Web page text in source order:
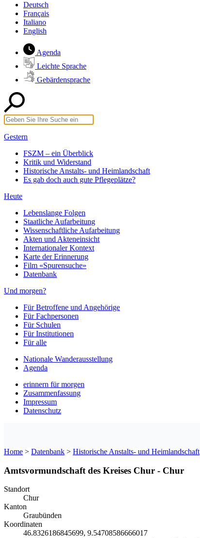
Deutsch
Français
Italiano
English
Agenda
Leichte Sprache
Gebärdensprache
Gestern
FSZM – ein Überblick
Kritik und Widerstand
Historische Anstalts- und Heimlandschaft
Es gab doch auch gute Pflegeplätze?
Heute
Lebenslange Folgen
Staatliche Aufarbeitung
Wissenschaftliche Aufarbeitung
Akten und Akteneinsicht
Internationaler Kontext
Karte der Erinnerung
Film «Spurensuche»
Datenbank
Und morgen?
Für Betroffene und Angehörige
Für Fachpersonen
Für Schulen
Für Institutionen
Für alle
Nationale Wanderausstellung
Agenda
erinnern für morgen
Zusammenfassung
Impressum
Datenschutz
Home > Datenbank > Historische Anstalts- und Heimlandschaft
Amtsvormundschaft des Kreises Chur - Chur
Standort
Chur
Kanton
Graubünden
Koordinaten
46.8326186845699, 9.54708586666017